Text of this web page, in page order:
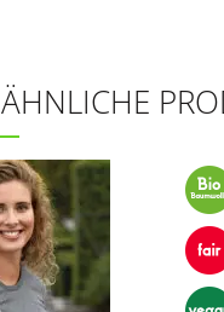
ÄHNLICHE